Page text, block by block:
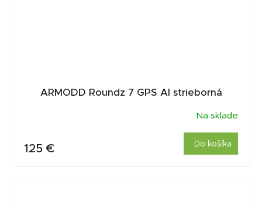
ARMODD Roundz 7 GPS AI strieborná
Na sklade
125 € Do košíka